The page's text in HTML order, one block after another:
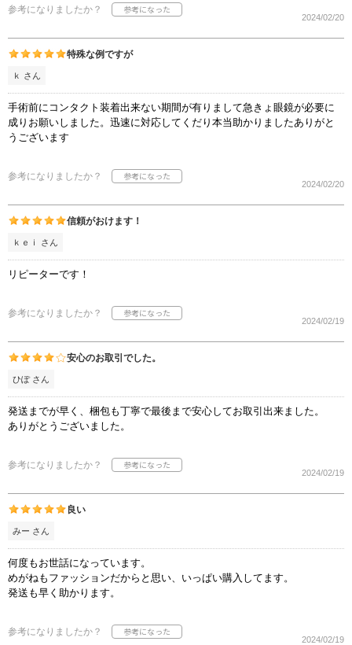
参考になりましたか？
2024/02/20
特殊な例ですが
ｋ さん
手術前にコンタクト装着出来ない期間が有りまして急きょ眼鏡が必要に
成りお願いしました。迅速に対応してくだり本当助かりましたありがと
うございます
参考になりましたか？
2024/02/20
信頼がおけます！
ｋｅｉ さん
リピーターです！
参考になりましたか？
2024/02/19
安心のお取引でした。
ひぽ さん
発送までが早く、梱包も丁寧で最後まで安心してお取引出来ました。
ありがとうございました。
参考になりましたか？
2024/02/19
良い
みー さん
何度もお世話になっています。
めがねもファッションだからと思い、いっぱい購入してます。
発送も早く助かります。
参考になりましたか？
2024/02/19